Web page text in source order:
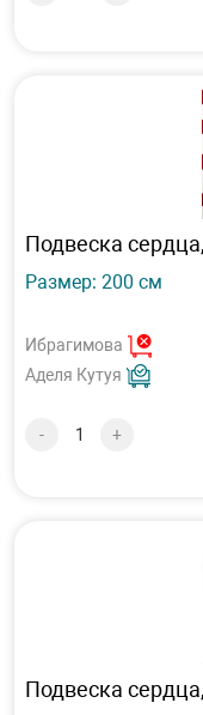
Подвеска
Размер: 200 см
Ибрагимова
Аделя Кутуя
- +
Подвеска